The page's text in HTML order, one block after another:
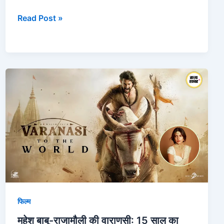
Read Post »
फिल्म
महेश बाबू-राजामौली की वाराणसी: 15 साल का
राजामौली
की
वाराणसी:
15
साल
सपना